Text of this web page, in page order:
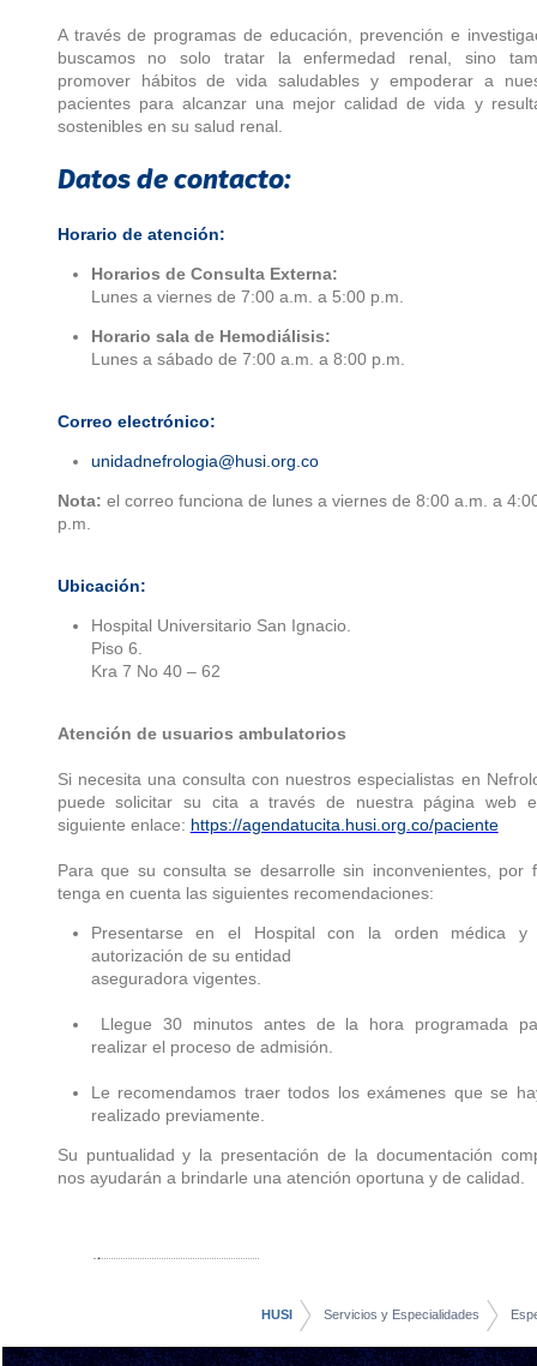
A través de programas de educación, prevención e
buscamos no solo tratar la enfermedad renal, sino
promover hábitos de vida saludables y empoderar a
pacientes para alcanzar una mejor calidad de vida y
sostenibles en su salud renal.
Datos de contacto:
Horario de atención:
Horarios de Consulta Externa:
Lunes a viernes de 7:00 a.m. a 5:00 p.m.
Horario sala de Hemodiálisis:
Lunes a sábado de 7:00 a.m. a 8:00 p.m.
Correo electrónico:
unidadnefrologia@husi.org.co
Nota: el correo funciona de lunes a viernes de 8:00 a.m. a
p.m.
Ubicación:
Hospital Universitario San Ignacio.
Piso 6.
Kra 7 No 40 – 62
Atención de usuarios ambulatorios
Si necesita una consulta con nuestros especialistas en
puede solicitar su cita a través de nuestra página web
siguiente enlace: https://agendatucita.husi.org.co/paciente
Para que su consulta se desarrolle sin inconvenientes, por
tenga en cuenta las siguientes recomendaciones:
Presentarse en el Hospital con la orden médica y
autorización de su entidad
aseguradora vigentes.
Llegue 30 minutos antes de la hora programada
realizar el proceso de admisión.
Le recomendamos traer todos los exámenes que se
realizado previamente.
Su puntualidad y la presentación de la documentación
nos ayudarán a brindarle una atención oportuna y de calidad.
HUSI Servicios y Especialidades